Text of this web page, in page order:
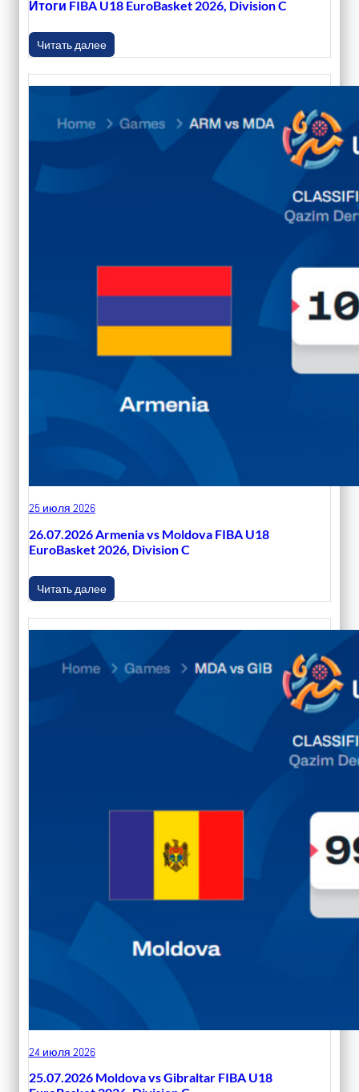
Итоги FIBA U18 EuroBasket 2026, Division C
Читать далее
25 июля 2026
26.07.2026 Armenia vs Moldova FIBA U18
EuroBasket 2026, Division C
Читать далее
24 июля 2026
25.07.2026 Moldova vs Gibraltar FIBA U18